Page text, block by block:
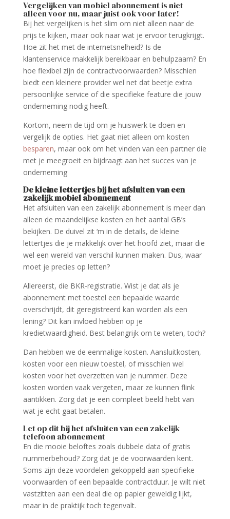
Vergelijken van mobiel abonnement is niet
alleen voor nu, maar juist ook voor later!
Bij het vergelijken is het slim om niet alleen naar de
prijs te kijken, maar ook naar wat je ervoor terugkrijgt.
Hoe zit het met de internetsnelheid? Is de
klantenservice makkelijk bereikbaar en behulpzaam? En
hoe flexibel zijn de contractvoorwaarden? Misschien
biedt een kleinere provider wel net dat beetje extra
persoonlijke service of die specifieke feature die jouw
onderneming nodig heeft.
Kortom, neem de tijd om je huiswerk te doen en
vergelijk de opties. Het gaat niet alleen om kosten
besparen, maar ook om het vinden van een partner die
met je meegroeit en bijdraagt aan het succes van je
onderneming
De kleine lettertjes bij het afsluiten van een
zakelijk mobiel abonnement
Het afsluiten van een zakelijk abonnement is meer dan
alleen de maandelijkse kosten en het aantal GB’s
bekijken. De duivel zit ‘m in de details, de kleine
lettertjes die je makkelijk over het hoofd ziet, maar die
wel een wereld van verschil kunnen maken. Dus, waar
moet je precies op letten?
Allereerst, die BKR-registratie. Wist je dat als je
abonnement met toestel een bepaalde waarde
overschrijdt, dit geregistreerd kan worden als een
lening? Dit kan invloed hebben op je
kredietwaardigheid. Best belangrijk om te weten, toch?
Dan hebben we de eenmalige kosten. Aansluitkosten,
kosten voor een nieuw toestel, of misschien wel
kosten voor het overzetten van je nummer. Deze
kosten worden vaak vergeten, maar ze kunnen flink
aantikken. Zorg dat je een compleet beeld hebt van
wat je echt gaat betalen.
Let op dit bij het afsluiten van een zakelijk
telefoon abonnement
En die mooie beloftes zoals dubbele data of gratis
nummerbehoud? Zorg dat je de voorwaarden kent.
Soms zijn deze voordelen gekoppeld aan specifieke
voorwaarden of een bepaalde contractduur. Je wilt niet
vastzitten aan een deal die op papier geweldig lijkt,
maar in de praktijk toch tegenvalt.